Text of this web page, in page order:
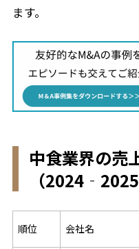
ます。
中食業界の売
（2024‐2025
順位 会社名